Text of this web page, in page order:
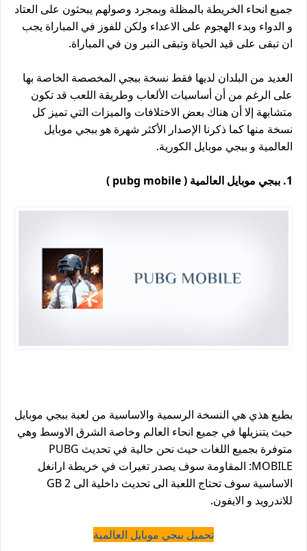
جميع انحاء الخريطة بالمظلة وبمجرد وصولهم يبحثون على العتاد
و الدواء وبدء الهجوم على الاعداء ولكن للفوز في المباراة يجب
ان تبقى على قيد الحياة وتبقى النبر ون في المباراة.
العديد من البلدان لديها فقط نسخة ببجي المخصصة الخاصة بها
على الرغم من أن أساسيات الألعاب وطريقة اللعب قد تكون
متشابهة إلا أن هناك بعض الاختلافات والميزات التي تميز كل
نسخة منها كما ذكرنا الإصدار الأكثر شهرة هو ببجي موبايل
العالمية و ببجي موبايل الكورية.
1. ببجي موبايل العالمية ( pubg mobile )
بطبع هذي هي النسخة الرسمية والاساسية من لعبة ببجي موبايل
حيث يتنزيلها في جميع انحاء العالم وخاصة الشرق الاوسط وهي
متوفرة بجميع اللغات حيث نحن حالية في تحديث PUBG
MOBILE: المقاومة‏ سوف يصدر تغيرات في خريطة ارانغل
الاساسية سوف تحتاج اللعبة الى تحديث داخلية الى 2 GB
للاندرويد و الايفون.
تحميل ببجي موبايل العالمية